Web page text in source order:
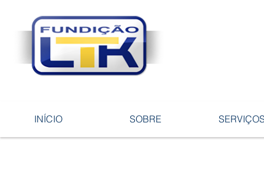
INÍCIO SOBRE